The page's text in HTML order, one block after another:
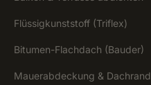
Flüssigkunststoff (Triflex)
Bitumen-Flachdach (Bauder)
Mauerabdeckung & Dachrand